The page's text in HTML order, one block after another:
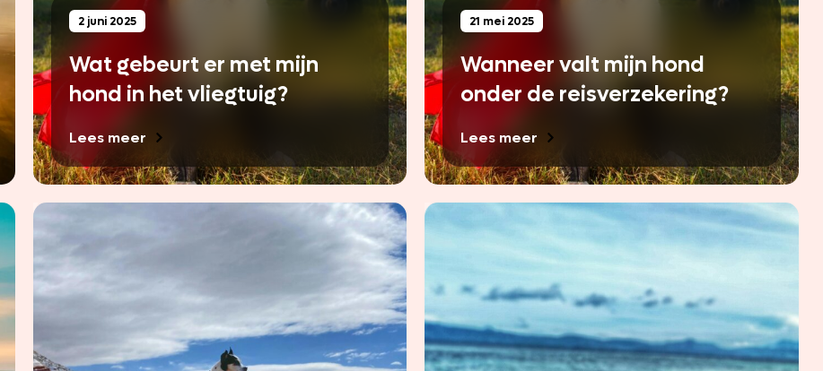
2 juni 2025
Wat gebeurt er met mijn
hond in het vliegtuig?
Lees meer
21 mei 2025
Wanneer valt mijn hond
onder de reisverzekering?
Lees meer